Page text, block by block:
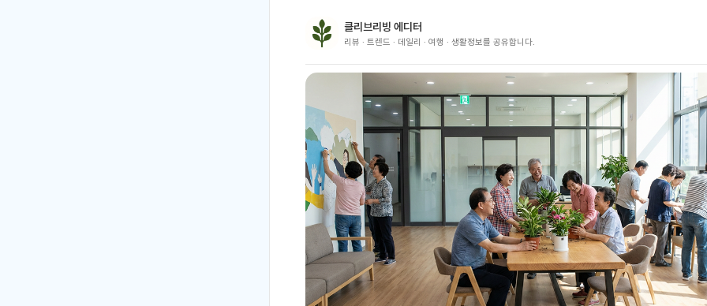
클리브리빙 에디터
리뷰 · 트렌드 · 데일리 · 여행 · 생활정보를 공유합니다.